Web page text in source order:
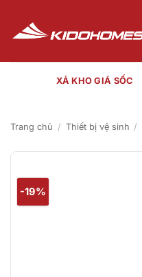
nội
dung
XẢ KHO GIÁ SỐC
Trang chủ / Thiết bị vệ sinh /
-19%